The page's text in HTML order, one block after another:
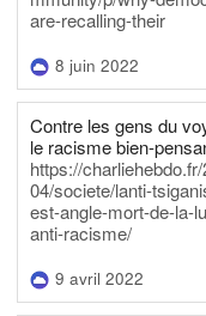
are-recalling-their
8 juin 2022
Contre les gens du
le racisme bien-
https://
04/societe/lanti-
est-angle-mort-de-la-
anti-racisme/
9 avril 2022